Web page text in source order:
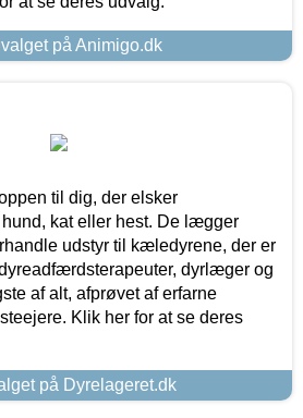
på Animigo.dk
til dig, der elsker
kat eller hest. De lægger
udstyr til kæledyrene, der er
dyrlæger og
af alt, afprøvet af erfarne
Klik her for at se deres
på Dyrelageret.dk